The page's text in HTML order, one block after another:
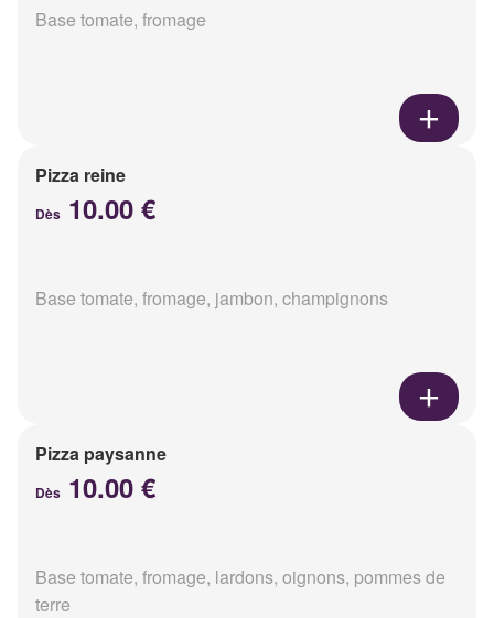
Base tomate, fromage
Pizza reine
Dès 10.00 €
Base tomate, fromage, jambon, champignons
Pizza paysanne
Dès 10.00 €
Base tomate, fromage, lardons, oignons, pommes de
terre